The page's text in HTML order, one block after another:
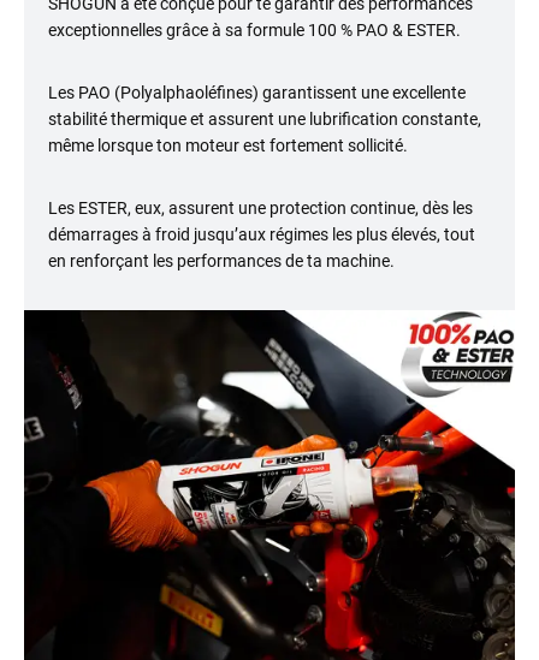
exceptionnelles grâce à sa formule 100 % PAO & ESTER.
Les PAO (Polyalphaoléfines) garantissent une excellente
stabilité thermique et assurent une lubrification constante,
même lorsque ton moteur est fortement sollicité.
Les ESTER, eux, assurent une protection continue, dès les
démarrages à froid jusqu’aux régimes les plus élevés, tout
en renforçant les performances de ta machine.